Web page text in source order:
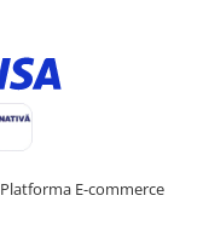
Platforma E-commerce